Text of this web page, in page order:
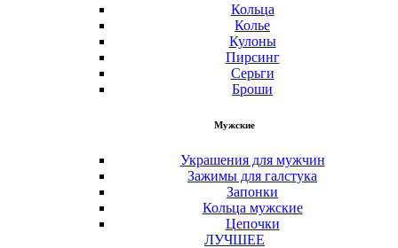
Кольца
Колье
Кулоны
Пирсинг
Серьги
Броши
Мужские
Украшения для мужчин
Зажимы для галстука
Запонки
Кольца мужские
Цепочки
ЛУЧШЕЕ